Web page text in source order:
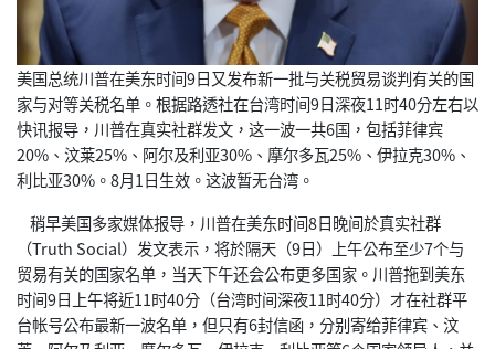
美国总统川普在美东时间9日又发布新一批与关税贸易谈判有关的国
家与对等关税名单。根据路透社在台湾时间9日深夜11时40分左右以
快讯报导，川普在真实社群发文，这一波一共6国，包括菲律宾
20%、汶莱25%、阿尔及利亚30%、摩尔多瓦25%、伊拉克30%、
利比亚30%。8月1日生效。这波暂无台湾。
稍早美国多家媒体报导，川普在美东时间8日晚间於真实社群
（Truth Social）发文表示，将於隔天（9日）上午公布至少7个与
贸易有关的国家名单，当天下午还会公布更多国家。川普拖到美东
时间9日上午将近11时40分（台湾时间深夜11时40分）才在社群平
台帐号公布最新一波名单，但只有6封信函，分别寄给菲律宾、汶